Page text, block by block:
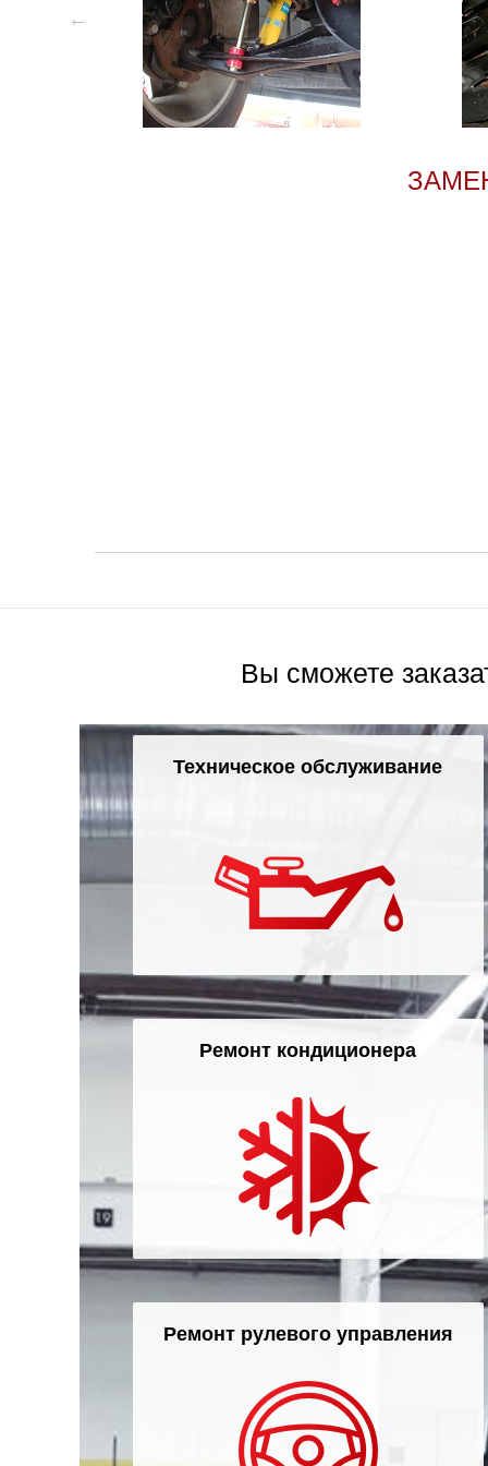
Вы сможете
Техническое обслуживание
Ремонт кондиционера
Ремонт рулевого управления